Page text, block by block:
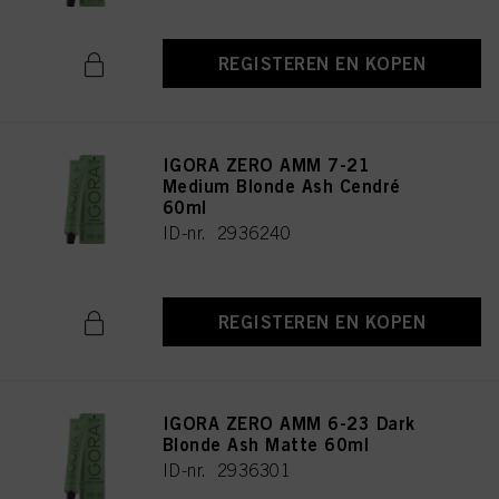
REGISTEREN EN KOPEN
IGORA ZERO AMM 7-21
Medium Blonde Ash Cendré
60ml
ID-nr. 2936240
REGISTEREN EN KOPEN
IGORA ZERO AMM 6-23 Dark
Blonde Ash Matte 60ml
ID-nr. 2936301
een of meer van de hierboven genoemde doeleinden. Door op "Alles